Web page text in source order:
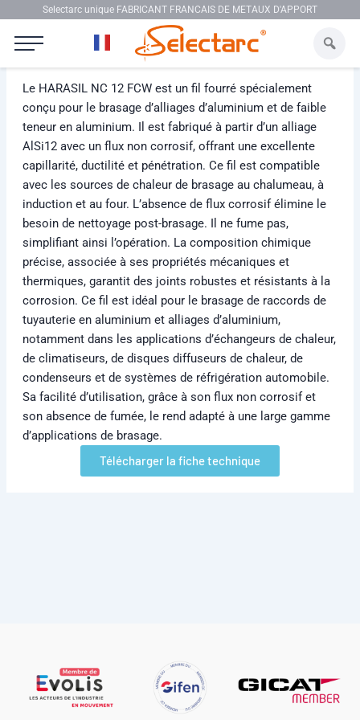
Aller au contenuSelectarc unique FABRICANT FRANCAIS DE METAUX D'APPORT
Selectarc HARASIL NC 12 FCW
Le HARASIL NC 12 FCW est un fil fourré spécialement
conçu pour le brasage d’alliages d’aluminium et de faible
teneur en aluminium. Il est fabriqué à partir d’un alliage
AlSi12 avec un flux non corrosif, offrant une excellente
capillarité, ductilité et pénétration. Ce fil est compatible
avec les sources de chaleur de brasage au chalumeau, à
induction et au four. L’absence de flux corrosif élimine le
besoin de nettoyage post-brasage. Il ne fume pas,
simplifiant ainsi l’opération. La composition chimique
précise, associée à ses propriétés mécaniques et
thermiques, garantit des joints robustes et résistants à la
corrosion. Ce fil est idéal pour le brasage de raccords de
tuyauterie en aluminium et alliages d’aluminium,
notamment dans les applications d’échangeurs de chaleur,
de climatiseurs, de disques diffuseurs de chaleur, de
condenseurs et de systèmes de réfrigération automobile.
Sa facilité d’utilisation, grâce à son flux non corrosif et
son absence de fumée, le rend adapté à une large gamme
d’applications de brasage.
Télécharger la fiche technique